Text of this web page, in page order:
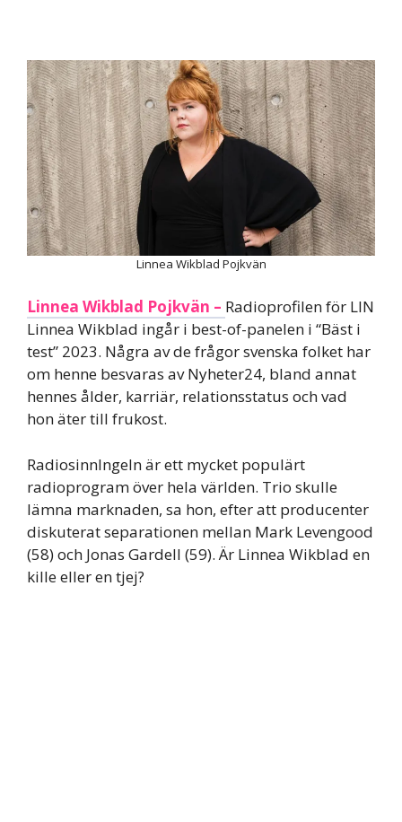
Linnea Wikblad Pojkvän
Linnea Wikblad Pojkvän – Radioprofilen för LIN
Linnea Wikblad ingår i best-of-panelen i “Bäst i
test” 2023. Några av de frågor svenska folket har
om henne besvaras av Nyheter24, bland annat
hennes ålder, karriär, relationsstatus och vad
hon äter till frukost.
Radiosinnlngeln är ett mycket populärt
radioprogram över hela världen. Trio skulle
lämna marknaden, sa hon, efter att producenter
diskuterat separationen mellan Mark Levengood
(58) och Jonas Gardell (59). Är Linnea Wikblad en
kille eller en tjej?